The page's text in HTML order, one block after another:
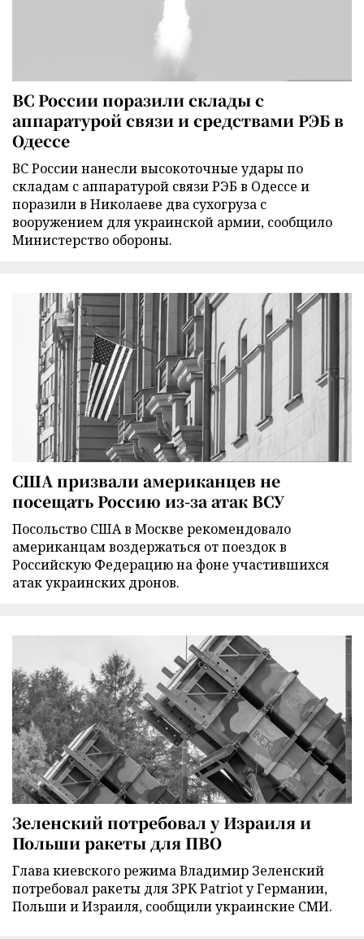
ВС России поразили склады с
аппаратурой связи и средствами РЭБ в
Одессе
ВС России нанесли высокоточные удары по
складам с аппаратурой связи РЭБ в Одессе и
поразили в Николаеве два сухогруза с
вооружением для украинской армии, сообщило
Министерство обороны.
США призвали американцев не
посещать Россию из-за атак ВСУ
Посольство США в Москве рекомендовало
американцам воздержаться от поездок в
Российскую Федерацию на фоне участившихся
атак украинских дронов.
Зеленский потребовал у Израиля и
Польши ракеты для ПВО
Глава киевского режима Владимир Зеленский
потребовал ракеты для ЗРК Patriot у Германии,
Польши и Израиля, сообщили украинские СМИ.